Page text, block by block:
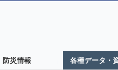
防災情報 各種データ・